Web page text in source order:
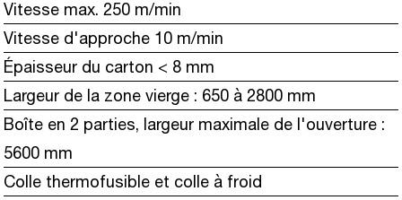
Vitesse max. 250 m/min
Vitesse d'approche 10 m/min
Épaisseur du carton < 8 mm
Largeur de la zone vierge : 650 à 2800 mm
Boîte en 2 parties, largeur maximale de l'ouverture :
5600 mm
Colle thermofusible et colle à froid